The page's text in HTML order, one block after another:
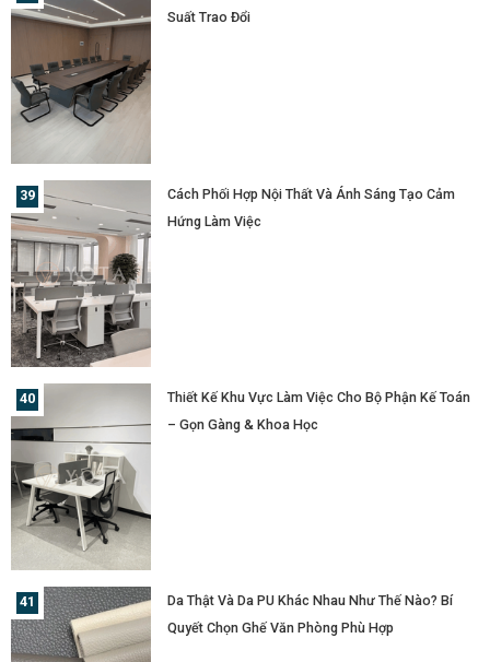
Suất Trao Đổi
Cách Phối Hợp Nội Thất Và Ánh Sáng Tạo Cảm
Hứng Làm Việc
Thiết Kế Khu Vực Làm Việc Cho Bộ Phận Kế Toán
– Gọn Gàng & Khoa Học
Da Thật Và Da PU Khác Nhau Như Thế Nào? Bí
Quyết Chọn Ghế Văn Phòng Phù Hợp